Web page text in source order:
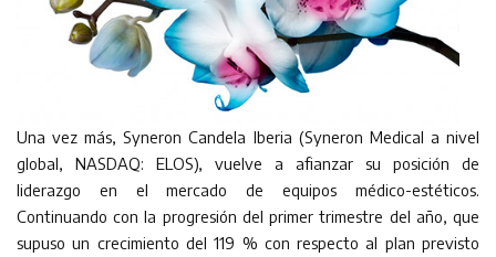
Una vez más, Syneron Candela Iberia (Syneron Medical a nivel
global, NASDAQ: ELOS), vuelve a afianzar su posición de
liderazgo en el mercado de equipos médico-estéticos.
Continuando con la progresión del primer trimestre del año, que
supuso un crecimiento del 119 % con respecto al plan previsto